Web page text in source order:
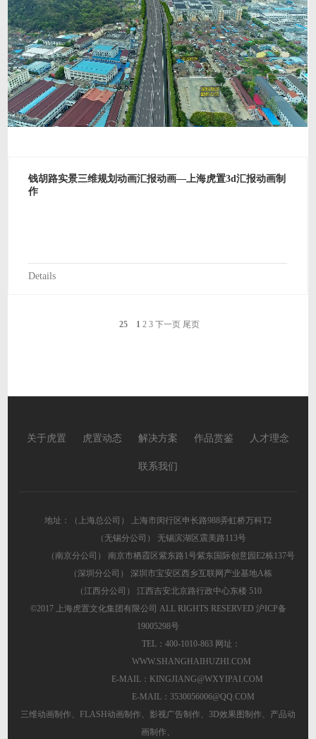
钱胡路实景三维规划动画汇报动画—上海虎置3d汇报动画制
作
Details
25 1 2 3 下一页 尾页
关于虎置 虎置动态 解决方案 作品赏鉴 人才理念
联系我们
地址：（上海总公司） 上海市闵行区申长路988弄虹桥万科T2
（无锡分公司） 无锡滨湖区震美路113号
（南京分公司） 南京市栖霞区紫东路1号紫东国际创意园E2栋137号
（深圳分公司） 深圳市宝安区西乡互联网产业基地A栋
（江西分公司） 江西吉安北京路行政中心东楼 510
©2017 上海虎置文化集团有限公司 ALL RIGHTS RESERVED 沪ICP备
19005298号
TEL：400-1010-863 网址：
WWW.SHANGHAIHUZHI.COM
E-MAIL：KINGJIANG@WXYIPAI.COM
E-MAIL：3530056006@QQ.COM
三维动画制作 、 FLASH动画制作 、 影视广告制作 、 3D效果图制作 、 产品动
画制作 、